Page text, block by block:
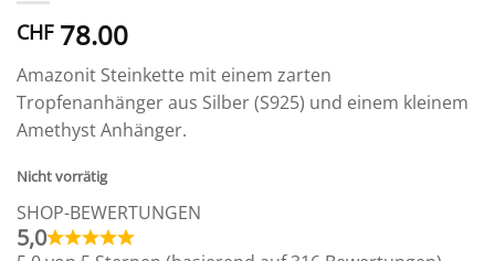
CHF78.00
Amazonit Steinkette mit einem zarten
Tropfenanhänger aus Silber (S925) und einem kleinem
Amethyst Anhänger.
Nicht vorrätig
SHOP-BEWERTUNGEN
5,0